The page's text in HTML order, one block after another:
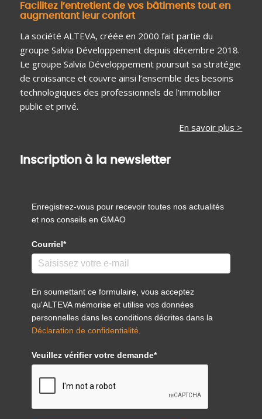
Facilitez l’entretient de vos bâtiments tout en
augmentant leur confort
La société ALTEVA, créée en 2000 fait partie du
groupe Salvia Développement depuis décembre 2018.
Le groupe Salvia Développement poursuit sa stratégie
de croissance et couvre ainsi l’ensemble des besoins
technologiques des professionnels de l’immobilier
public et privé.
En savoir plus >
Inscription à la newsletter
Enregistrez-vous pour recevoir toutes nos actualités
et nos conseils en GMAO
Courriel*
En soumettant ce formulaire, vous acceptez
qu'ALTEVA mémorise et utilise vos données
personnelles dans les conditions décrites dans la
Déclaration de confidentialité
Veuillez vérifier votre demande*